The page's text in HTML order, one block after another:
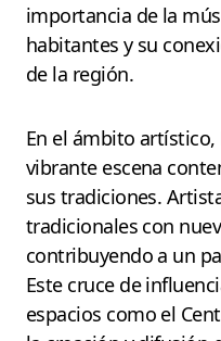
importancia de la
habitantes y su
de la región.
En el ámbito
vibrante escena
sus tradiciones.
tradicionales con
contribuyendo a un
Este cruce de
espacios como el